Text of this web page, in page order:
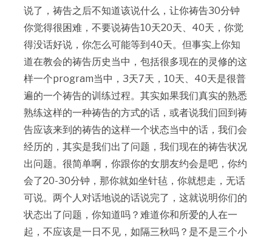
说了，祷告之后不知道该说什么，让你祷告30分钟
你觉得很困难，不要说祷告10天20天、40天，你觉
得没话好说，你怎么可能等到40天。但事实上你知
道在教会的祷告历史当中，包括很多现在的灵修的这
样一个program当中，3天7天，10天、40天是很普
遍的一个祷告的训练过程。其实如果我们真实的熟悉
熟练这样的一种祷告的方式的话，或者说我们回到祷
告应该来到的祷告的这样一个状态当中的话，我们会
经历的，其实是我们出了问题，我们现在的祷告状况
出问题。很简单啊，你跟你的女朋友约会是吧，你约
会了20-30分钟，那你就如坐针毡，你就想走，无话
可说。两个人对话地说的话说完了，这就说明你们的
状态出了问题，你知道吗？难道你和所爱的人在一
起，不应该是一日不见，如隔三秋吗？是不是三个小